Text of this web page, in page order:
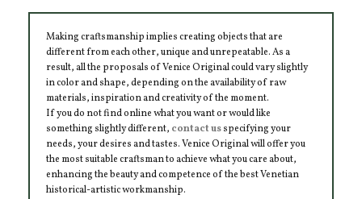
Making craftsmanship implies creating objects that are
different from each other, unique and unrepeatable. As a
result, all the proposals of Venice Original could vary slightly
in color and shape, depending on the availability of raw
materials, inspiration and creativity of the moment.
If you do not find online what you want or would like
something slightly different, contact usspecifying your
needs, your desires and tastes. Venice Original will offer you
the most suitable craftsman to achieve what you care about,
enhancing the beauty and competence of the best Venetian
historical-artistic workmanship.